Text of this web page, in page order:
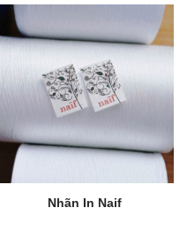
Nhãn In Naif